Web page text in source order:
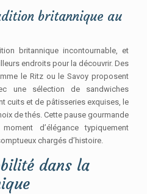
britannique au
britannique incontournable, et
endroits pour la découvrir. Des
le Ritz ou le Savoy proposent
une sélection de sandwiches
cuits et de pâtisseries exquises, le
de thés. Cette pause gourmande
d’élégance typiquement
chargés d’histoire.
dans la